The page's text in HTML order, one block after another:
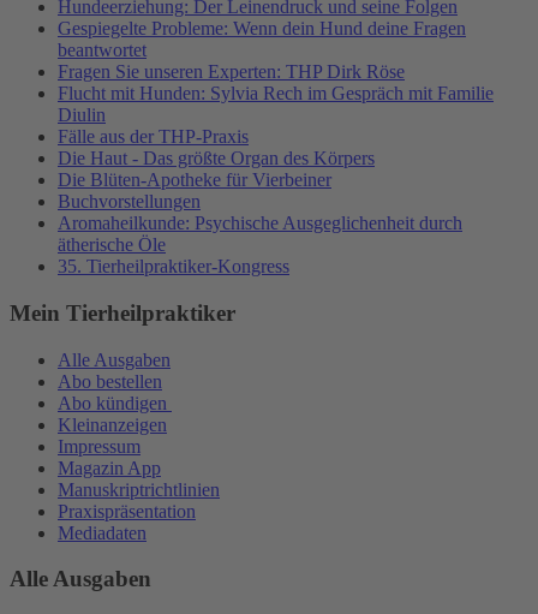
Hundeerziehung: Der Leinendruck und seine Folgen
Gespiegelte Probleme: Wenn dein Hund deine Fragen
beantwortet
Fragen Sie unseren Experten: THP Dirk Röse
Flucht mit Hunden: Sylvia Rech im Gespräch mit Familie
Diulin
Fälle aus der THP-Praxis
Die Haut - Das größte Organ des Körpers
Die Blüten-Apotheke für Vierbeiner
Buchvorstellungen
Aromaheilkunde: Psychische Ausgeglichenheit durch
ätherische Öle
35. Tierheilpraktiker-Kongress
Mein Tierheilpraktiker
Alle Ausgaben
Abo bestellen
Abo kündigen
Kleinanzeigen
Impressum
Magazin App
Manuskriptrichtlinien
Praxispräsentation
Mediadaten
Alle Ausgaben